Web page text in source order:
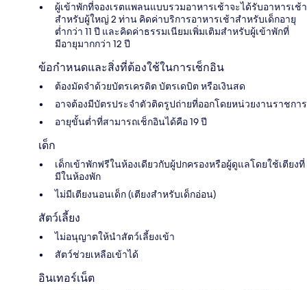
ผู้เข้าพักที่จองเรตแพลนแบบรวมอาหารเช้าจะได้รับอาหารเช้า
สำหรับผู้ใหญ่ 2 ท่าน คิดค่าบริการอาหารเช้าสำหรับเด็กอายุ
ต่ำกว่า 11 ปี และคิดค่าธรรมเนียมเพิ่มเติมสำหรับผู้เข้าพักที่
มีอายุมากกว่า 12 ปี
ข้อกำหนดและสิ่งที่ต้องใช้ในการเช็กอิน
ต้องมัดจำด้วยบัตรเครดิต บัตรเดบิต หรือเงินสด
อาจต้องมีบัตรประจำตัวติดรูปถ่ายที่ออกโดยหน่วยงานราชการ
อายุขั้นต่ำที่สามารถเช็กอินได้คือ 19 ปี
เด็ก
เด็กเข้าพักฟรีในห้องเดียวกับผู้ปกครองหรือผู้ดูแลโดยใช้เตียงที่
มีในห้องพัก
ไม่มีเตียงนอนเด็ก (เตียงสำหรับเด็กอ่อน)
สัตว์เลี้ยง
ไม่อนุญาตให้นำสัตว์เลี้ยงเข้า
สัตว์ช่วยเหลือเข้าได้
อินเทอร์เน็ต